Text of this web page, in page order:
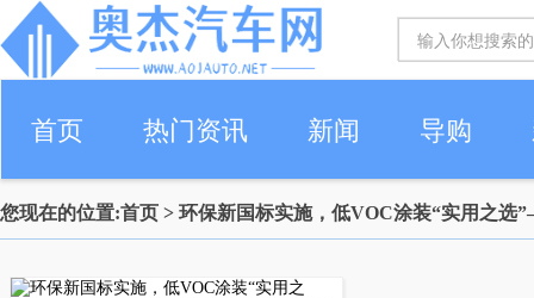
首页 热门资讯 新闻 导购
您现在的位置:首页 > 环保新国标实施，低VOC涂装“实用之